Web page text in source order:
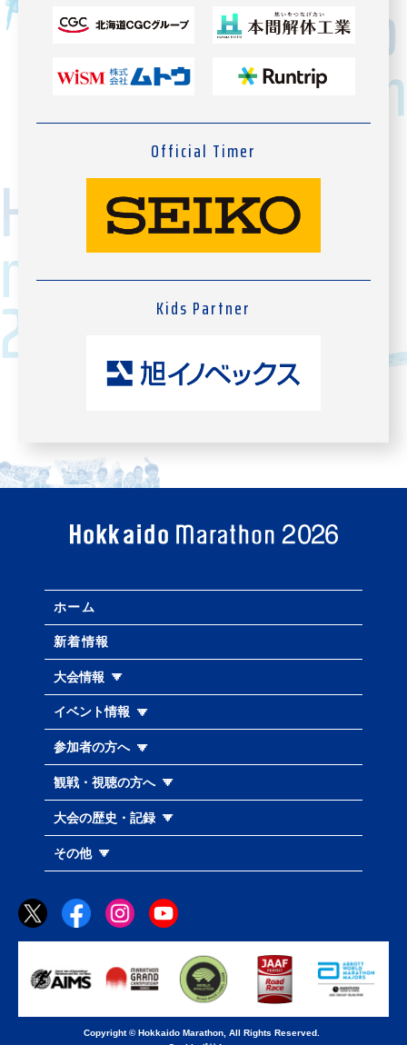
Official Timer
Kids Partner
ホーム
新着情報
大会情報
イベント情報
参加者の方へ
観戦・視聴の方へ
大会の歴史・記録
その他
Copyright © Hokkaido Marathon, All Rights Reserved.